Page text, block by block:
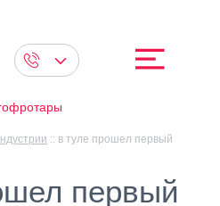
:: в туле прошел первый
первый